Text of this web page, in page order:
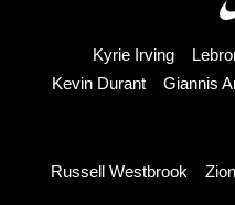
Kyrie Irving
Kevin Durant
Giannis
Russell Westbrook